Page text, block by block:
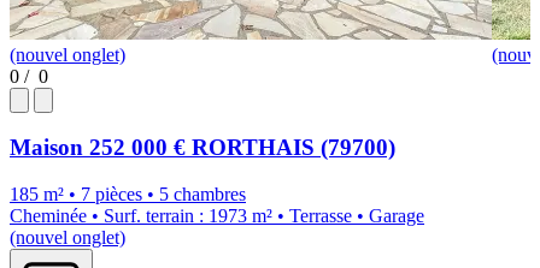
(nouvel onglet)
0 / 0
Maison 252 000 € RORTHAIS (79700)
185 m² • 7 pièces • 5 chambres
Cheminée • Surf. terrain : 1973 m² • Terrasse • Garage
(nouvel onglet)